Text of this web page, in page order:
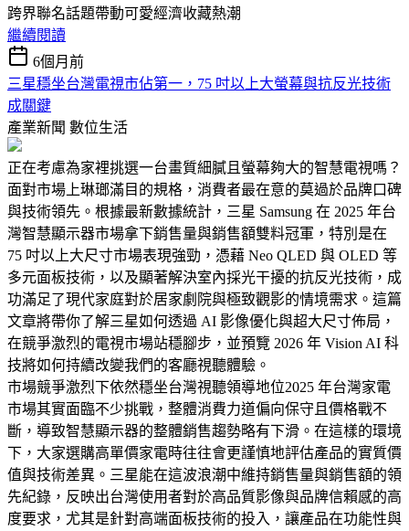
跨界聯名話題帶動可愛經濟收藏熱潮
繼續閱讀
6個月前
三星穩坐台灣電視市佔第一，75 吋以上大螢幕與抗反光技術
成關鍵
產業新聞 數位生活
正在考慮為家裡挑選一台畫質細膩且螢幕夠大的智慧電視嗎？
面對市場上琳瑯滿目的規格，消費者最在意的莫過於品牌口碑
與技術領先。根據最新數據統計，三星 Samsung 在 2025 年台
灣智慧顯示器市場拿下銷售量與銷售額雙料冠軍，特別是在
75 吋以上大尺寸市場表現強勁，憑藉 Neo QLED 與 OLED 等
多元面板技術，以及顯著解決室內採光干擾的抗反光技術，成
功滿足了現代家庭對於居家劇院與極致觀影的情境需求。這篇
文章將帶你了解三星如何透過 AI 影像優化與超大尺寸佈局，
在競爭激烈的電視市場站穩腳步，並預覽 2026 年 Vision AI 科
技將如何持續改變我們的客廳視聽體驗。
市場競爭激烈下依然穩坐台灣視聽領導地位2025 年台灣家電
市場其實面臨不少挑戰，整體消費力道偏向保守且價格戰不
斷，導致智慧顯示器的整體銷售趨勢略有下滑。在這樣的環境
下，大家選購高單價家電時往往會更謹慎地評估產品的實質價
值與技術差異。三星能在這波浪潮中維持銷售量與銷售額的領
先紀錄，反映出台灣使用者對於高品質影像與品牌信賴感的高
度要求，尤其是針對高端面板技術的投入，讓產品在功能性與